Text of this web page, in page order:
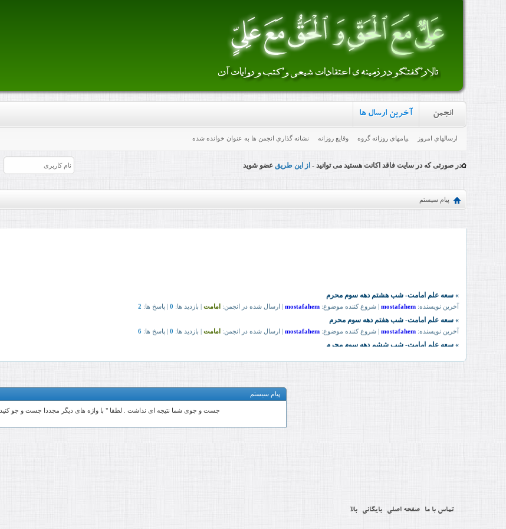
انجمن آخرین ارسال ها
ارسالهاي امروز پیامهای روزانه گروه وقایع روزانه نشانه گذاري انجمن ها به عنوان خوانده شده
در صورتی که در سایت فاقد اکانت هستید می توانید - از این طریقعضو شوید
پیام سیستم
پیام سیستم
جست و جوی شما نتیجه ای نداشت . لطفا " با واژه های دیگر مجددا جست و جو کنید
تماس با ما صفحه اصلی بایگانی بالا